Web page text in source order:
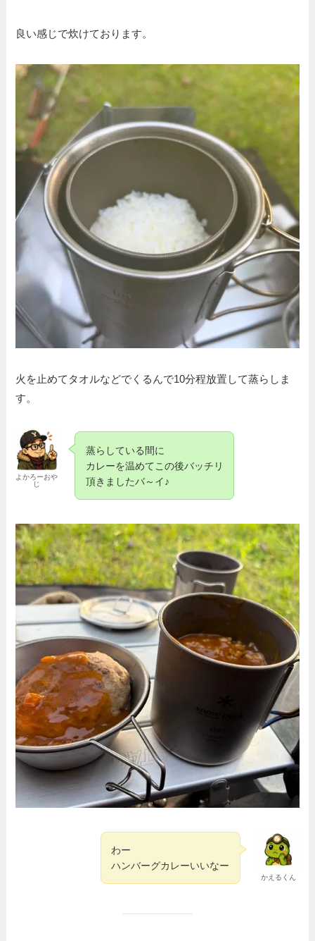
良い感じで炊けております。
火を止めてタオルなどでくるんで10分程放置して蒸らしま
す。
よかろーおや
じ
蒸らしている間に
カレーを温めてこの後バッチリ
頂きましたバ～イ♪
かえるくん
わー
ハンバーグカレーいいなー